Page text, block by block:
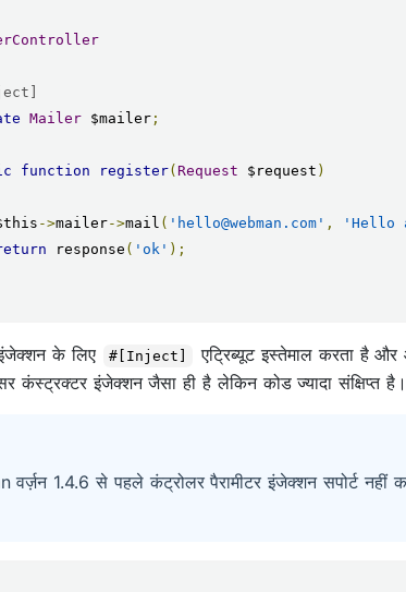
Mailer $mailer ;
function register( Request $request )
$this
->mailer->mail ( 'hello@webman.com' , 'Hello
response ( 'ok' );
के लिए #[Inject]
एट्रिब्यूट इस्तेमाल करता है
कंस्ट्रक्टर इंजेक्शन जैसा ही है लेकिन कोड ज्यादा संक्षिप्त है।
वर्ज़न 1.4.6 से पहले कंट्रोलर पैरामीटर इंजेक्शन सपोर्ट